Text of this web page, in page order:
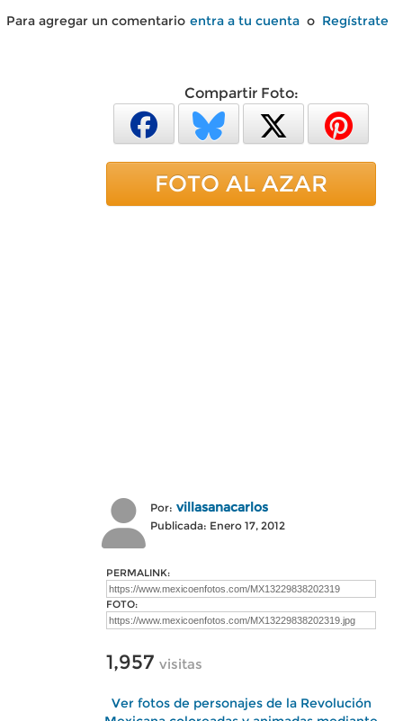
Para agregar un comentario entra a tu cuenta o Regístrate
Compartir Foto:
FOTO AL AZAR
Por: villasanacarlos
Publicada: Enero 17, 2012
PERMALINK:
FOTO:
1,957 visitas
Ver fotos de personajes de la Revolución